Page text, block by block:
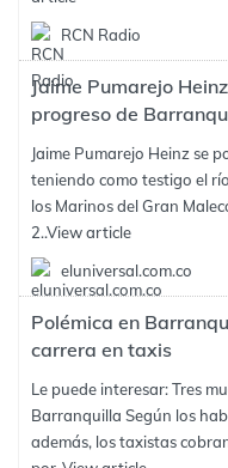
RCN Radio
Jaime Pumarejo
progreso de
Jaime Pumarejo Heinz se
teniendo como testigo el
los Marinos del Gran
2..View article
eluniversal.com.co
Polémica en
carrera en taxis
Le puede interesar: Tres
Barranquilla Según los
además, los taxistas